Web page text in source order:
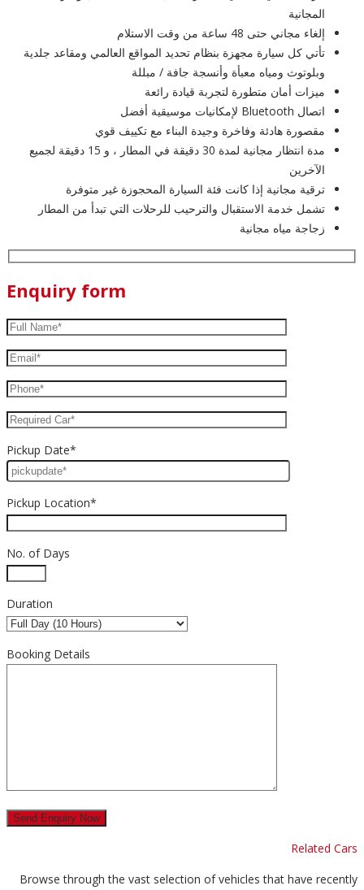
المجانية
إلغاء مجاني حتى 48 ساعة من وقت الاستلام
تأتي كل سيارة مجهزة بنظام تحديد المواقع العالمي ومقاعد جلدية
وبلوتوث ومياه معبأة وأنسجة جافة / مبللة
ميزات أمان متطورة لتجربة قيادة رائعة
اتصال Bluetooth لإمكانيات موسيقية أفضل
مقصورة هادئة وفاخرة وجيدة البناء مع تكييف قوي
مدة انتظار مجانية لمدة 30 دقيقة في المطار ، و 15 دقيقة لجميع
الآخرين
ترقية مجانية إذا كانت فئة السيارة المحجوزة غير متوفرة
تشمل خدمة الاستقبال والترحيب للرحلات التي تبدأ من المطار
زجاجة مياه مجانية
Enquiry form
Pickup Date*
Pickup Location*
No. of Days
Duration
Booking Details
Related Cars
Browse through the vast selection of vehicles that have recently